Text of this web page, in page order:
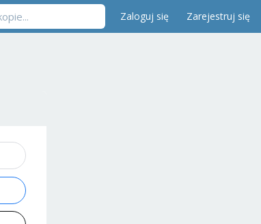
Zaloguj się Zarejestruj się